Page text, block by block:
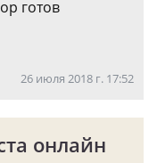
готов
26 июля 2018 г. 17:52
онлайн